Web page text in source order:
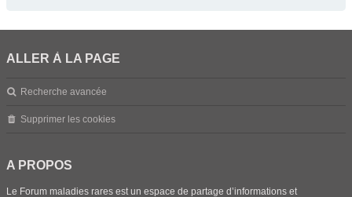
ALLER À LA PAGE
Recherche avancée
Supprimer les cookies
A PROPOS
Le Forum maladies rares est un espace de partage d’informations et